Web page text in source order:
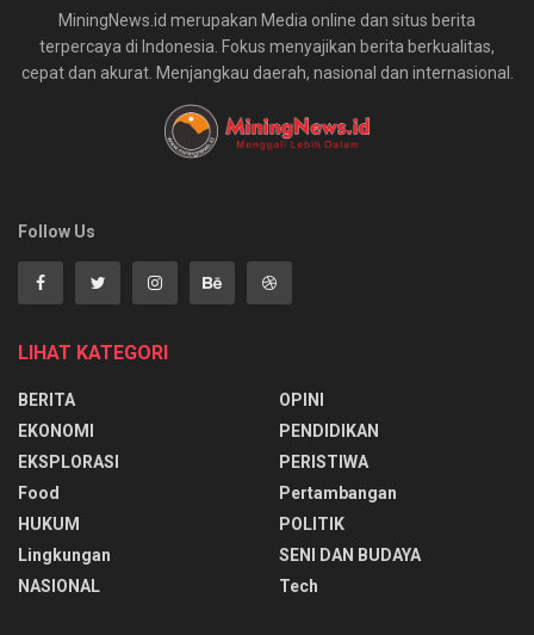
MiningNews.id merupakan Media online dan situs berita
terpercaya di Indonesia. Fokus menyajikan berita berkualitas,
cepat dan akurat. Menjangkau daerah, nasional dan internasional.
Follow Us
LIHAT KATEGORI
BERITA
EKONOMI
EKSPLORASI
Food
HUKUM
Lingkungan
NASIONAL
OPINI
PENDIDIKAN
PERISTIWA
Pertambangan
POLITIK
SENI DAN BUDAYA
Tech